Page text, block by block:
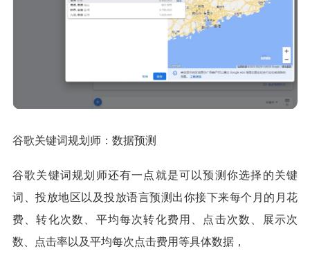
谷歌关键词规划师：数据预测
谷歌关键词规划师还有一点就是可以预测你选择的关键
词、投放地区以及投放语言预测出你接下来每个月的月花
费、转化次数、平均每次转化费用、点击次数、展示次
数、点击率以及平均每次点击费用等具体数据，